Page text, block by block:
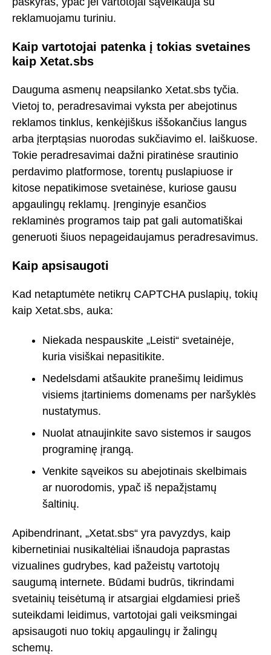
reklamuojamu turiniu.
Kaip vartotojai patenka į tokias svetaines
kaip Xetat.sbs
Dauguma asmenų neapsilanko Xetat.sbs tyčia.
Vietoj to, peradresavimai vyksta per abejotinus
reklamos tinklus, kenkėjiškus iššokančius langus
arba įterptąsias nuorodas sukčiavimo el. laiškuose.
Tokie peradresavimai dažni piratinėse srautinio
perdavimo platformose, torentų puslapiuose ir
kitose nepatikimose svetainėse, kuriose gausu
apgaulingų reklamų. Įrenginyje esančios
reklaminės programos taip pat gali automatiškai
generuoti šiuos nepageidaujamus peradresavimus.
Kaip apsisaugoti
Kad netaptumėte netikrų CAPTCHA puslapių, tokių
kaip Xetat.sbs, auka:
Niekada nespauskite „Leisti“ svetainėje,
kuria visiškai nepasitikite.
Nedelsdami atšaukite pranešimų leidimus
visiems įtartiniems domenams per naršyklės
nustatymus.
Nuolat atnaujinkite savo sistemos ir saugos
programinę įrangą.
Venkite sąveikos su abejotinais skelbimais
ar nuorodomis, ypač iš nepažįstamų
šaltinių.
Apibendrinant, „Xetat.sbs“ yra pavyzdys, kaip
kibernetiniai nusikaltėliai išnaudoja paprastas
vizualines gudrybes, kad pažeistų vartotojų
saugumą internete. Būdami budrūs, tikrindami
svetainių teisėtumą ir atsargiai elgdamiesi prieš
suteikdami leidimus, vartotojai gali veiksmingai
apsisaugoti nuo tokių apgaulingų ir žalingų
schemų.